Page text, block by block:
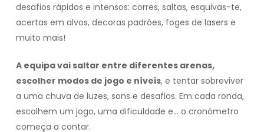
desafios rápidos e intensos: corres, saltas, esquivas-te,
acertas em alvos, decoras padrões, foges de lasers e
muito mais!
A equipa vai saltar entre diferentes arenas,
escolher modos de jogo e níveis, e tentar sobreviver
a uma chuva de luzes, sons e desafios. Em cada ronda,
escolhem um jogo, uma dificuldade e… o cronómetro
começa a contar.